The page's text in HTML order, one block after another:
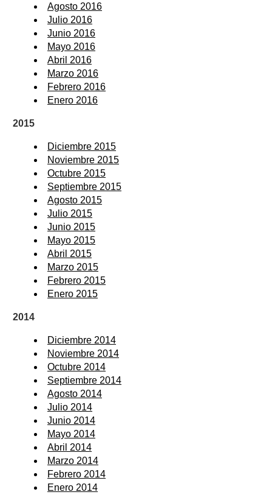
Agosto 2016
Julio 2016
Junio 2016
Mayo 2016
Abril 2016
Marzo 2016
Febrero 2016
Enero 2016
2015
Diciembre 2015
Noviembre 2015
Octubre 2015
Septiembre 2015
Agosto 2015
Julio 2015
Junio 2015
Mayo 2015
Abril 2015
Marzo 2015
Febrero 2015
Enero 2015
2014
Diciembre 2014
Noviembre 2014
Octubre 2014
Septiembre 2014
Agosto 2014
Julio 2014
Junio 2014
Mayo 2014
Abril 2014
Marzo 2014
Febrero 2014
Enero 2014